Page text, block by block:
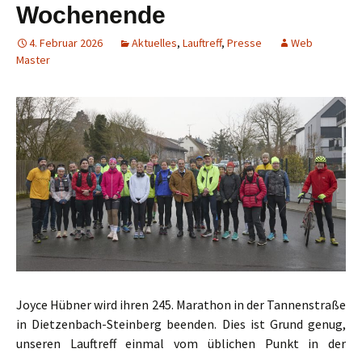
Wochenende
4. Februar 2026 Aktuelles, Lauftreff, Presse
Web
Master
Joyce Hübner wird ihren 245. Marathon in der Tannenstraße
in Dietzenbach-Steinberg beenden. Dies ist Grund genug,
unseren Lauftreff einmal vom üblichen Punkt in der